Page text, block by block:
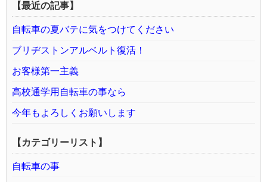
【最近の記事】
自転車の夏バテに気をつけてください
ブリヂストンアルベルト復活！
お客様第一主義
高校通学用自転車の事なら
今年もよろしくお願いします
【カテゴリーリスト】
自転車の事